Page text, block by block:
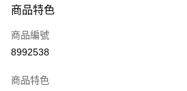
信用卡一次付款
Apple Pay
商品特色
商品編號
8992538
商品特色